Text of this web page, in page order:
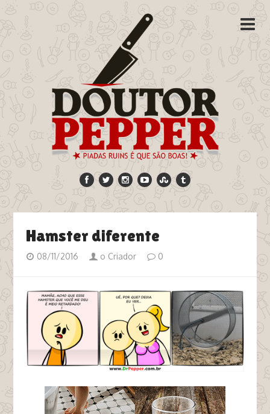
Hamster diferente
08/11/2016 o Criador 0